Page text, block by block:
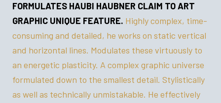
FORMULATES HAUBI HAUBNER CLAIM TO ART
GRAPHIC UNIQUE FEATURE. Highly complex, time-
consuming and detailed, he works on static vertical
and horizontal lines. Modulates these virtuously to
an energetic plasticity. A complex graphic universe
formulated down to the smallest detail. Stylistically
as well as technically unmistakable. He effectively